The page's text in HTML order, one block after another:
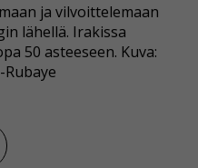
ja vilvoittelemaan
lähellä. Irakissa
50 asteeseen. Kuva:
Rubaye